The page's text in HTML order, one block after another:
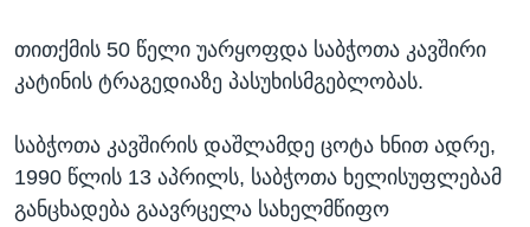
თითქმის 50 წელი უარყოფდა საბჭოთა კავშირი
კატინის ტრაგედიაზე პასუხისმგებლობას.
საბჭოთა კავშირის დაშლამდე ცოტა ხნით ადრე,
1990 წლის 13 აპრილს, საბჭოთა ხელისუფლებამ
განცხადება გაავრცელა სახელმწიფო